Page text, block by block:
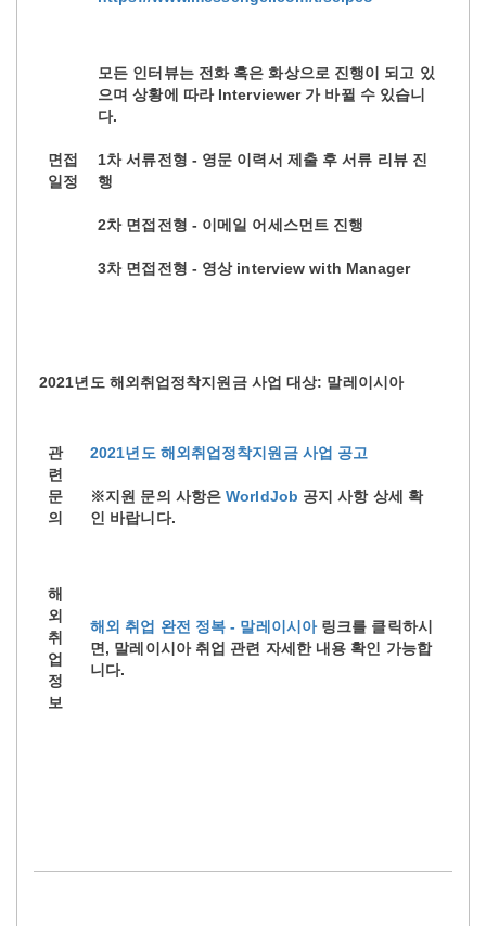
면접
일정
모든 인터뷰는 전화 혹은 화상으로 진행이 되고 있
으며 상황에 따라 Interviewer 가 바뀔 수 있습니
다.
1차 서류전형 - 영문 이력서 제출 후 서류 리뷰 진
행
2차 면접전형 - 이메일 어세스먼트 진행
3차 면접전형 - 영상 interview with Manager
2021년도 해외취업정착지원금 사업 대상: 말레이시아
관
련
문
의
2021년도 해외취업정착지원금 사업 공고
※지원 문의 사항은WorldJob 공지 사항 상세 확
인 바랍니다.
해
외
취
업
정
보
해외 취업 완전 정복 - 말레이시아링크를 클릭하시
면, 말레이시아 취업 관련 자세한 내용 확인 가능합
니다.